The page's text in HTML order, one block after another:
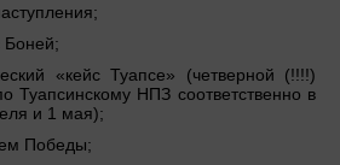
Боней;
«кейс Туапсе» (четверной (!!!!)
Туапсинскому НПЗ соответственно в
и 1 мая);
Победы;